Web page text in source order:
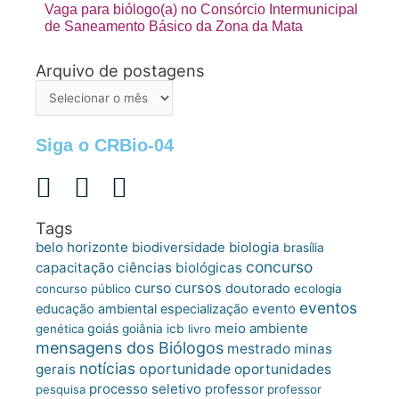
Vaga para biólogo(a) no Consórcio Intermunicipal
de Saneamento Básico da Zona da Mata
Arquivo de postagens
Arquivo
Siga o CRBio-04
Tags
belo horizonte biodiversidade biologia brasília
capacitação ciências biológicas concurso
concurso público curso cursos doutorado ecologia
educação ambiental especialização evento eventos
genética goiás goiânia icb livro meio ambiente
mensagens dos Biólogos mestrado minas
gerais notícias oportunidade oportunidades
pesquisa processo seletivo professor professor